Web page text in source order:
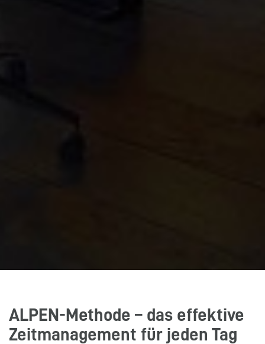
ALPEN-Methode – das effektive
Zeitmanagement für jeden Tag